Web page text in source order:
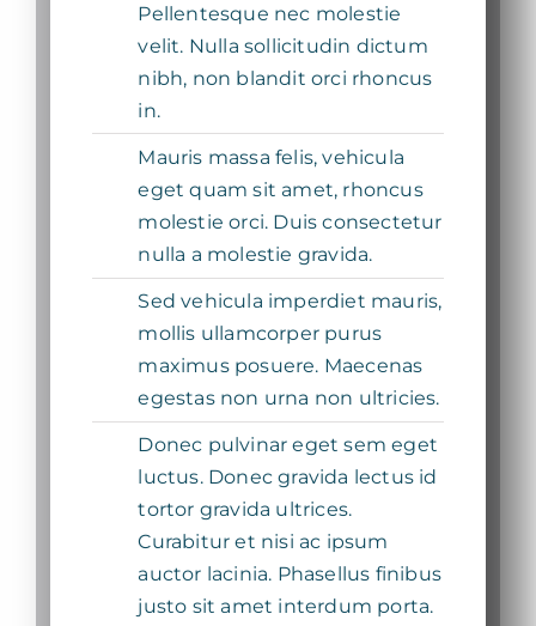
Pellentesque nec molestie
velit. Nulla sollicitudin dictum
nibh, non blandit orci rhoncus
in.
Mauris massa felis, vehicula
eget quam sit amet, rhoncus
molestie orci. Duis consectetur
nulla a molestie gravida.
Sed vehicula imperdiet mauris,
mollis ullamcorper purus
maximus posuere. Maecenas
egestas non urna non ultricies.
Donec pulvinar eget sem eget
luctus. Donec gravida lectus id
tortor gravida ultrices.
Curabitur et nisi ac ipsum
auctor lacinia. Phasellus finibus
justo sit amet interdum porta.